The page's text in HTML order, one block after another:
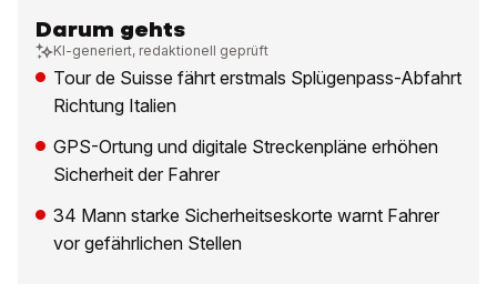
Darum gehts
KI-generiert, redaktionell geprüft
Tour de Suisse fährt erstmals Splügenpass-Abfahrt
Richtung Italien
GPS-Ortung und digitale Streckenpläne erhöhen
Sicherheit der Fahrer
34 Mann starke Sicherheitseskorte warnt Fahrer
vor gefährlichen Stellen